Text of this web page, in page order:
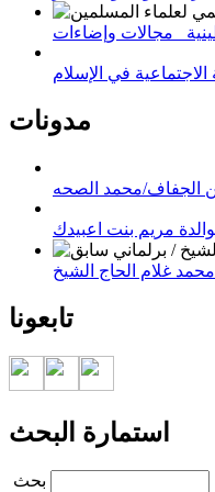
مجالات وإضاءات
مدونات
الجفاف/محمد الصحه
مريم بنت اعبيدك
محمد غلام الحاج الشيخ
تابعونا
استمارة البحث
‏بحث ‏